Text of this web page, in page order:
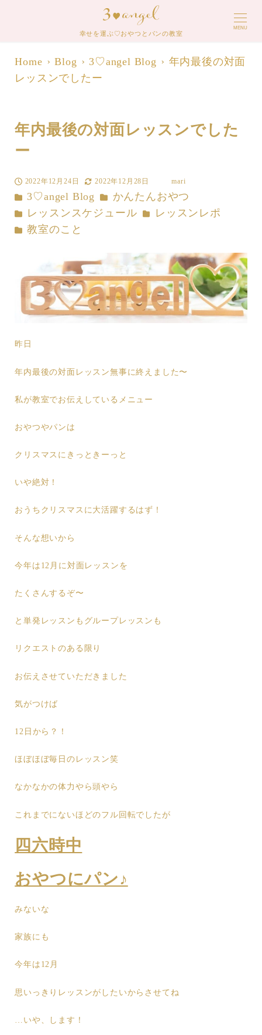
幸せを運ぶ♡おやつとパンの教室
MENU
Home Blog 3♡angel Blog
年内最後の対面
レッスンでしたー
年内最後の対面レッスンでした
ー
投稿日
2022年12月24日
更新日
2022年12月28日
者
mari
カテゴリー
3♡angel Blog カテゴリー
かんたんおやつ
カテゴリー
レッスンスケジュール カテゴリー
レッスンレポ
カテゴリー
教室のこと
昨日
年内最後の対面レッスン無事に終えました〜
私が教室でお伝えしているメニュー
おやつやパンは
クリスマスにきっときーっと
いや絶対！
おうちクリスマスに大活躍するはず！
そんな想いから
今年は12月に対面レッスンを
たくさんするぞ〜
と単発レッスンもグループレッスンも
リクエストのある限り
お伝えさせていただきました
気がつけば
12日から？！
ほぼほぼ毎日のレッスン笑
なかなかの体力やら頭やら
これまでにないほどのフル回転でしたが
四六時中
おやつにパン♪
みないな
家族にも
今年は12月
思いっきりレッスンがしたいからさせてね
…いや、します！